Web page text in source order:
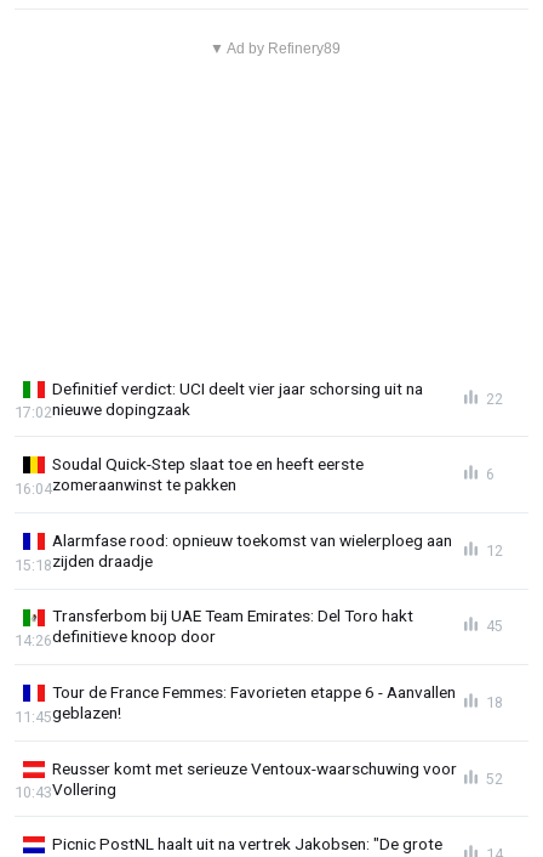
▼ Ad by Refinery89
Definitief verdict: UCI deelt vier jaar schorsing uit na
nieuwe dopingzaak
17:02
22
Soudal Quick-Step slaat toe en heeft eerste
zomeraanwinst te pakken
16:04
6
Alarmfase rood: opnieuw toekomst van wielerploeg aan
zijden draadje
15:18
12
Transferbom bij UAE Team Emirates: Del Toro hakt
definitieve knoop door
14:26
45
Tour de France Femmes: Favorieten etappe 6 - Aanvallen
geblazen!
11:45
18
Reusser komt met serieuze Ventoux-waarschuwing voor
Vollering
10:43
52
Picnic PostNL haalt uit na vertrek Jakobsen: "De grote